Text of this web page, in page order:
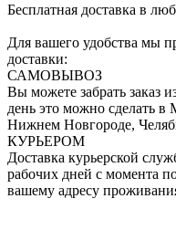
Бесплатная доставка в
Для вашего удобства мы
доставки:
САМОВЫВОЗ
Вы можете забрать заказ
день это можно сделать в
Нижнем Новгороде,
КУРЬЕРОМ
Доставка курьерской
рабочих дней с момента
вашему адресу